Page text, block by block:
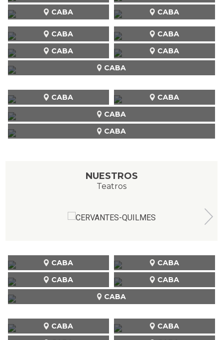
CABA
CABA
CABA CABA
CABA
CABA CABA
CABA
CABA CABA
CABA
NUESTROS
Teatros
CABA
CABA
CABA
CABA
CABA
CABA
CABA